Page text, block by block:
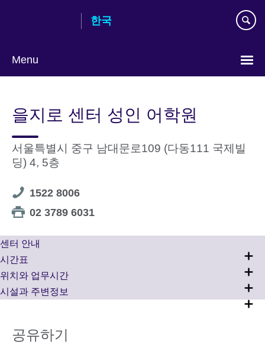
content
한국
Menu
을지로 센터 성인 어학원
서울특별시 중구 남대문로109 (다동111 국제빌
딩) 4, 5층
Telephone
number
1522 8006
Telephone
02 3789 6031
센터 안내
시간표
위치와 업무시간
시설과 주변정보
공유하기